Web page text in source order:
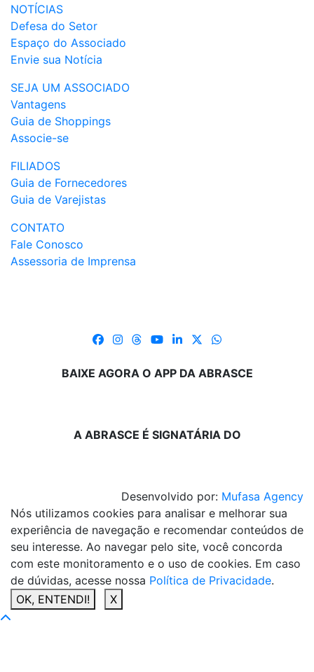
NOTÍCIAS
Defesa do Setor
Espaço do Associado
Envie sua Notícia
SEJA UM ASSOCIADO
Vantagens
Guia de Shoppings
Associe-se
FILIADOS
Guia de Fornecedores
Guia de Varejistas
CONTATO
Fale Conosco
Assessoria de Imprensa
BAIXE AGORA O APP DA ABRASCE
A ABRASCE É SIGNATÁRIA DO
Desenvolvido por: Mufasa Agency
Nós utilizamos cookies para analisar e melhorar sua
experiência de navegação e recomendar conteúdos de
seu interesse. Ao navegar pelo site, você concorda
com este monitoramento e o uso de cookies. Em caso
de dúvidas, acesse nossa Política de Privacidade.
OK, ENTENDI!
X